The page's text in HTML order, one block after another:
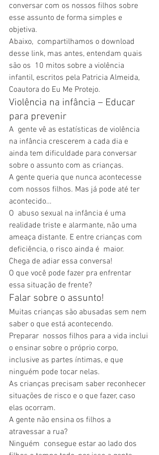
conversar com os nossos filhos sobre
esse assunto de forma simples e
objetiva.
Abaixo,  compartilhamos o download
desse link, mas antes, entendam quais
são os  10 mitos sobre a violência
infantil, escritos pela Patricia Almeida,
Coautora do Eu Me Protejo.
Violência na infância – Educar
para prevenir
A  gente vê as estatísticas de violência
na infância crescerem a cada dia e
ainda tem dificuldade para conversar
sobre o assunto com as crianças.
A gente queria que nunca acontecesse
com nossos filhos. Mas já pode até ter
acontecido…
O  abuso sexual na infância é uma
realidade triste e alarmante, não uma
ameaça distante. E entre crianças com
deficiência, o risco ainda é  maior.
Chega de adiar essa conversa!
O que você pode fazer pra enfrentar
essa situação de frente?
Falar sobre o assunto!
Muitas crianças são abusadas sem nem
saber o que está acontecendo.
Preparar  nossos filhos para a vida inclui
o ensinar sobre o próprio corpo,
inclusive as partes íntimas, e que
ninguém pode tocar nelas.
As crianças precisam saber reconhecer
situações de risco e o que fazer, caso
elas ocorram.
A gente não ensina os filhos a
atravessar a rua?
Ninguém  consegue estar ao lado dos